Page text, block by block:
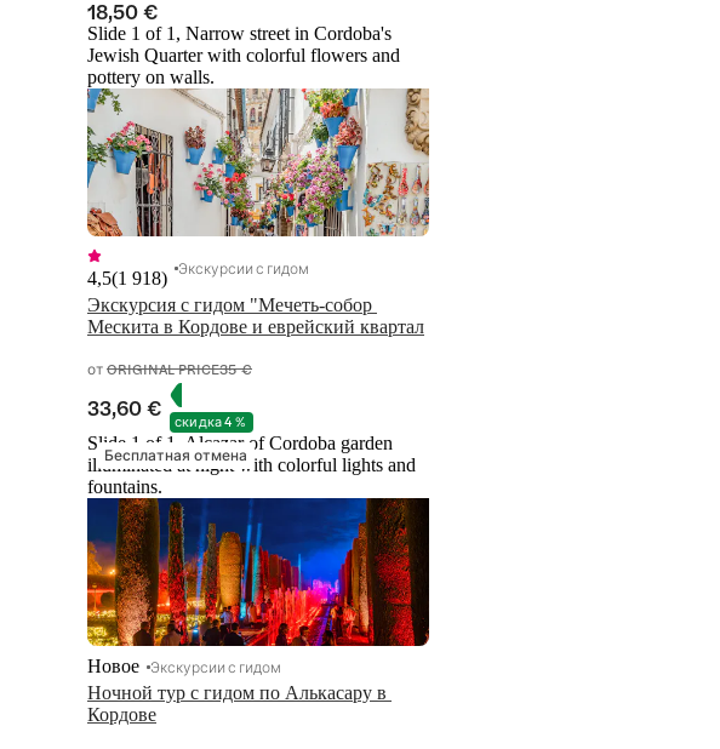
18,50 €
Slide 1 of 1, Narrow street in Cordoba's
Jewish Quarter with colorful flowers and
pottery on walls.
Экскурсия с гидом "Мечеть-собор
Мескита в Кордове и еврейский квартал
4,5(1 918) Экскурсии с гидом
отORIGINAL PRICE35 €
33,60 € скидка 4 %
Бесплатная отмена
Slide 1 of 1, Alcazar of Cordoba garden
illuminated at night with colorful lights and
fountains.
Ночной тур с гидом по Алькасару в
Кордове
Новое Экскурсии с гидом